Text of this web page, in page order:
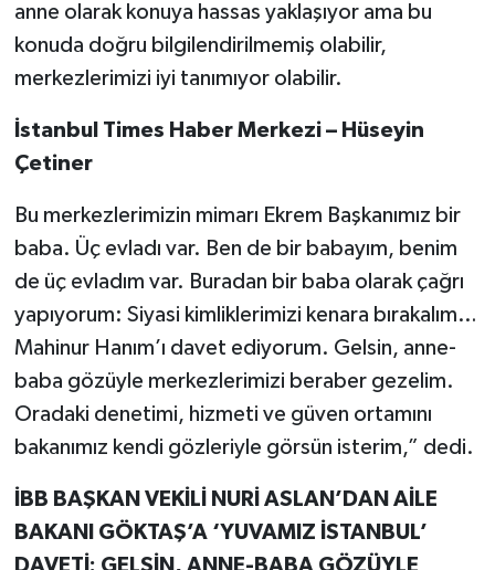
anne olarak konuya hassas yaklaşıyor ama bu
konuda doğru bilgilendirilmemiş olabilir,
merkezlerimizi iyi tanımıyor olabilir.
İstanbul Times Haber Merkezi – Hüseyin
Çetiner
Bu merkezlerimizin mimarı Ekrem Başkanımız bir
baba. Üç evladı var. Ben de bir babayım, benim
de üç evladım var. Buradan bir baba olarak çağrı
yapıyorum: Siyasi kimliklerimizi kenara bırakalım…
Mahinur Hanım’ı davet ediyorum. Gelsin, anne-
baba gözüyle merkezlerimizi beraber gezelim.
Oradaki denetimi, hizmeti ve güven ortamını
bakanımız kendi gözleriyle görsün isterim,” dedi.
İBB BAŞKAN VEKİLİ NURİ ASLAN’DAN AİLE
BAKANI GÖKTAŞ’A ‘YUVAMIZ İSTANBUL’